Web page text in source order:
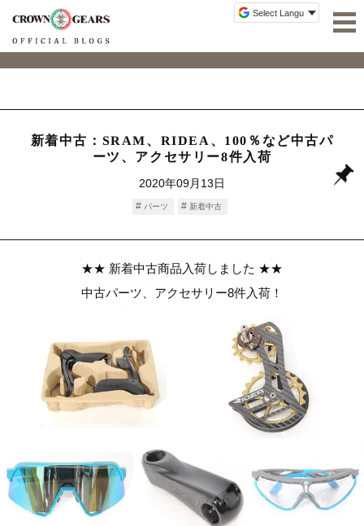
新着中古：SRAM、RIDEA、100％など中古パ
ーツ、アクセサリー8件入荷
2020年09月13日
パーツ 新着中古
★★ 新着中古商品入荷しました ★★
中古パーツ、アクセサリー8件入荷！